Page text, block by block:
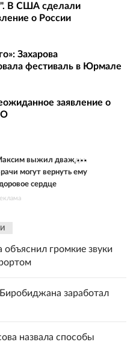
В США сделали
о России
Захарова
фестиваль в Юрмале
заявление о
выжил дважды.
могут вернуть ему
сердце
громкие звуки
заработал
назвала способы